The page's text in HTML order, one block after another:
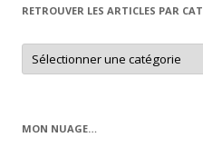
RETROUVER LES ARTICLES PAR
Retrouver
les
articles
MON NUAGE…